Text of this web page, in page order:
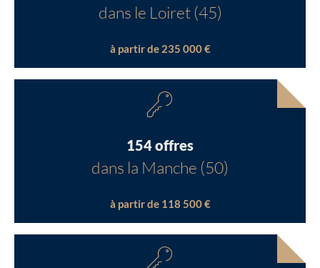
dans le Loiret (45)
à partir de 235 000 €
154 offres
dans la Manche (50)
à partir de 118 500 €